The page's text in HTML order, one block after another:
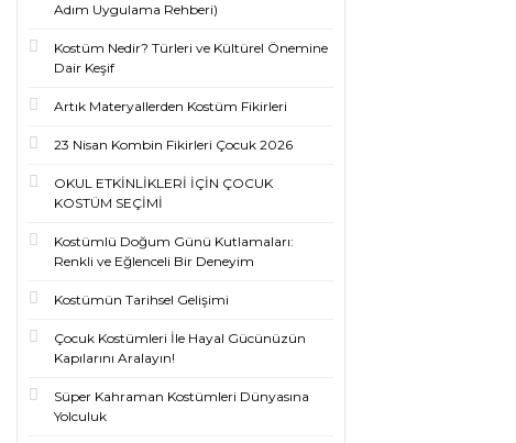
Adım Uygulama Rehberi)
Kostüm Nedir? Türleri ve Kültürel Önemine
Dair Keşif
Artık Materyallerden Kostüm Fikirleri
23 Nisan Kombin Fikirleri Çocuk 2026
OKUL ETKİNLİKLERİ İÇİN ÇOCUK
KOSTÜM SEÇİMİ
Kostümlü Doğum Günü Kutlamaları:
Renkli ve Eğlenceli Bir Deneyim
Kostümün Tarihsel Gelişimi
Çocuk Kostümleri İle Hayal Gücünüzün
Kapılarını Aralayın!
Süper Kahraman Kostümleri Dünyasına
Yolculuk